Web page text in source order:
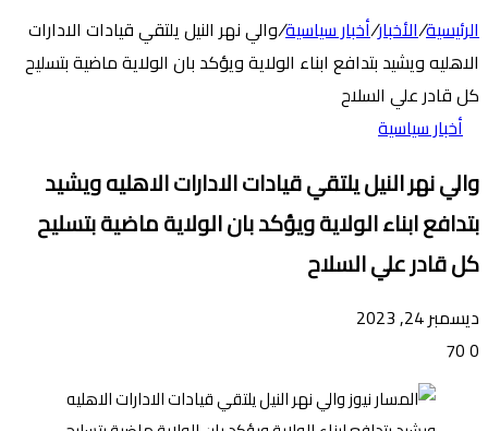
الرئيسية/الأخبار/أخبار سياسية/والي نهر النيل يلتقي قيادات الادارات
الاهليه ويشيد بتدافع ابناء الولاية ويؤكد بان الولاية ماضية بتسليح
كل قادر علي السلاح
أخبار سياسية
والي نهر النيل يلتقي قيادات الادارات الاهليه ويشيد
بتدافع ابناء الولاية ويؤكد بان الولاية ماضية بتسليح
كل قادر علي السلاح
ديسمبر 24, 2023
0